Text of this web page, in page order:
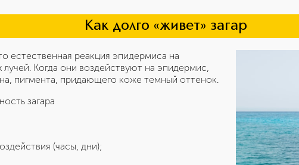
Как долго «живет» загар
естественная реакция эпидермиса на
лучей. Когда они воздействуют на эпидермис,
пигмента, придающего коже темный оттенок.
загара
(часы, дни);